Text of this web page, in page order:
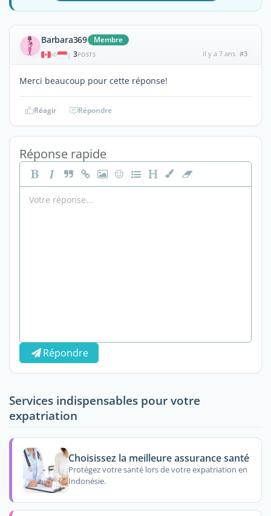
Barbara369 Membre
| 3POSTS il y a 7 ans #3
Merci beaucoup pour cette réponse!
Réagir Répondre
Réponse rapide
Répondre
Services indispensables pour votre
expatriation
Choisissez la meilleure assurance santé
Protégez votre santé lors de votre expatriation en
Indonésie.